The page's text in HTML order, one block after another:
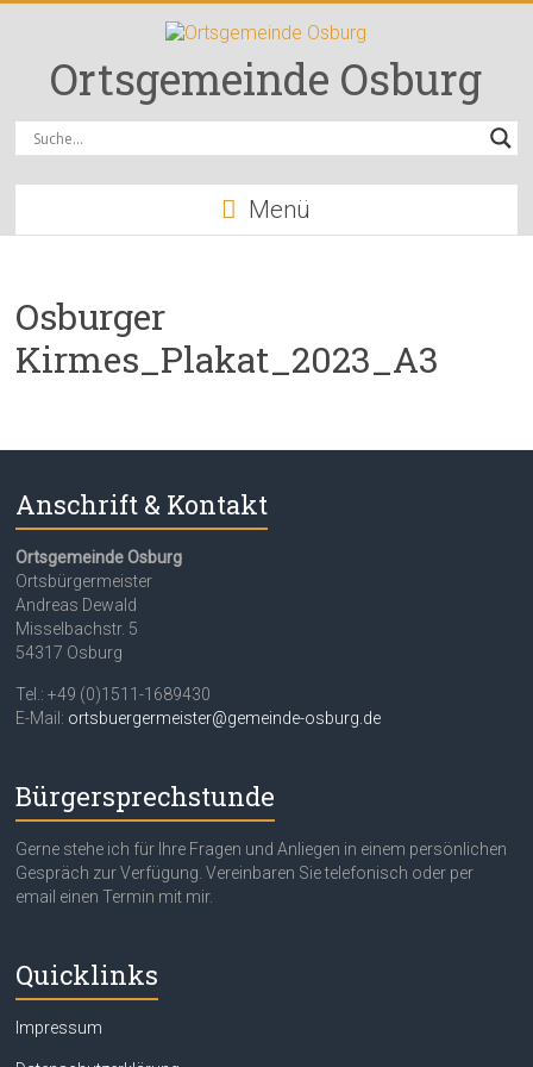
springenOrtsgemeinde Osburg
Menü
Osburger
Kirmes_Plakat_2023_A3
Anschrift & Kontakt
Ortsgemeinde Osburg
Ortsbürgermeister
Andreas Dewald
Misselbachstr. 5
54317 Osburg
Tel.: +49 (0)1511-1689430
E-Mail: ortsbuergermeister@gemeinde-osburg.de
Bürgersprechstunde
Gerne stehe ich für Ihre Fragen und Anliegen in einem persönlichen
Gespräch zur Verfügung. Vereinbaren Sie telefonisch oder per
email einen Termin mit mir.
Quicklinks
Impressum